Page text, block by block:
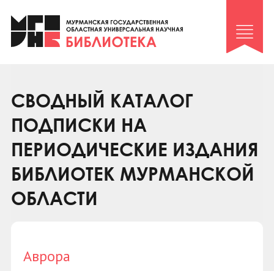
Клуб «Гиря и сельдерей»
Клуб «Семейный архив»
Коллегам
Контакты
СВОДНЫЙ КАТАЛОГ
ПОДПИСКИ НА
ПЕРИОДИЧЕСКИЕ ИЗДАНИЯ
БИБЛИОТЕК МУРМАНСКОЙ
ОБЛАСТИ
Аврора